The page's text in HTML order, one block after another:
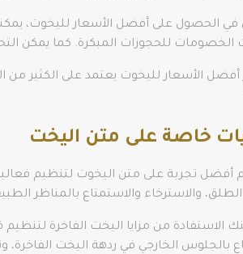
في الحصول على أفضل الأسعار لليخوت،
الخصومات للحجوزات المبكرة. كما يمكن
أفضل الأسعار لليخوت يعتمد على الكثير من
خاصة على متن اليخت
أفضل تجربة على متن اليخوت لتنظيم
والاسترخاء والاستمتاع بالمناظر
الاستفادة من مزايا اليخت الفاخرة
بالجلوس الخارجي في ردهة اليخت